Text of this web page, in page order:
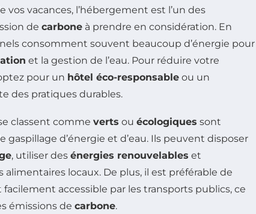
vos vacances, l’hébergement est l’un des
de carbone à prendre en considération. En
consomment souvent beaucoup d’énergie pour
et la gestion de l’eau. Pour réduire votre
pour un hôtel éco-responsable ou un
des pratiques durables.
classent comme verts ou écologiques sont
gaspillage d’énergie et d’eau. Ils peuvent disposer
, utiliser des énergies renouvelables et
locaux. De plus, il est préférable de
accessible par les transports publics, ce
émissions de carbone.